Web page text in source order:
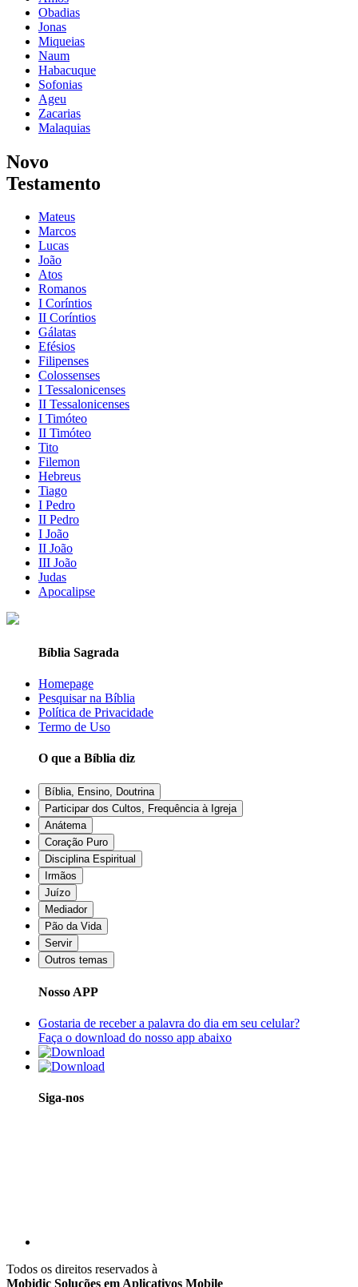
Obadias
Jonas
Miqueias
Naum
Habacuque
Sofonias
Ageu
Zacarias
Malaquias
Novo
Testamento
Mateus
Marcos
Lucas
João
Atos
Romanos
I Coríntios
II Coríntios
Gálatas
Efésios
Filipenses
Colossenses
I Tessalonicenses
II Tessalonicenses
I Timóteo
II Timóteo
Tito
Filemon
Hebreus
Tiago
I Pedro
II Pedro
I João
II João
III João
Judas
Apocalipse
Bíblia Sagrada
Homepage
Pesquisar na Bíblia
Política de Privacidade
Termo de Uso
O que a Bíblia diz
Bíblia, Ensino, Doutrina
Participar dos Cultos, Frequência à Igreja
Anátema
Coração Puro
Disciplina Espiritual
Irmãos
Juízo
Mediador
Pão da Vida
Servir
Outros temas
Nosso APP
Gostaria de receber a palavra do dia em seu celular?
Faça o download do nosso app abaixo
Siga-nos
Todos os direitos reservados à
Mobidic Soluções em Aplicativos Mobile